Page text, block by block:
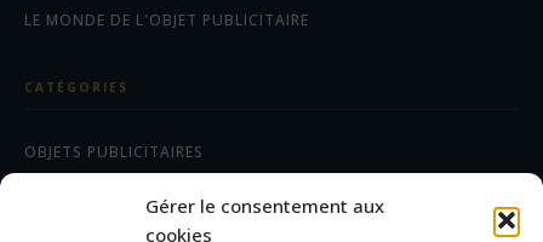
Gérer le consentement aux
cookies
LE MONDE DE L'OBJET PUBLICITAIRE
CATÉGORIES
OBJETS PUBLICITAIRES